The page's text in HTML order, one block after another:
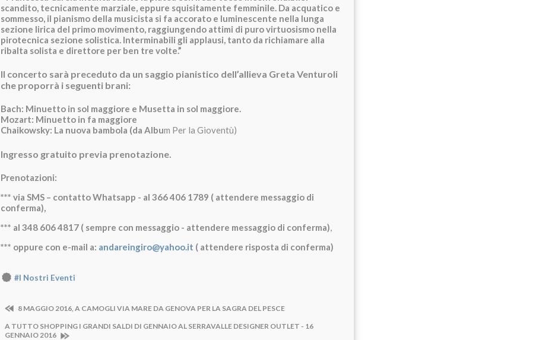
scandito, tecnicamente marziale, eppure squisitamente femminile. Da acquatico e
sommesso, il pianismo della musicista si fa accorato e luminescente nella lunga
sezione lirica del primo movimento, raggiungendo attimi di puro virtuosismo nella
pirotecnica sezione solistica. Interminabili gli applausi, tanto da richiamare alla
ribalta solista e direttore per ben tre volte.”
Il concerto sarà preceduto da un saggio pianistico dell’allieva Greta Venturoli
che proporrà i seguenti brani:
Bach: Minuetto in sol maggiore e Musetta in sol maggiore.
Mozart: Minuetto in fa maggiore
Chaikowsky: La nuova bambola (da Album Per la Gioventù)
Ingresso gratuito previa prenotazione.
Prenotazioni:
*** via SMS – contatto Whatsapp - al 366 406 1789 ( attendere messaggio di
conferma),
*** al 348 606 4817 ( sempre con messaggio - attendere messaggio di conferma),
*** oppure con e-mail a: andareingiro@yahoo.it ( attendere risposta di conferma)
#I Nostri Eventi
8 MAGGIO 2016, A CAMOGLI VIA MARE DA GENOVA PER LA SAGRA DEL PESCE
A TUTTO SHOPPING I GRANDI SALDI DI GENNAIO AL SERRAVALLE DESIGNER OUTLET - 16
GENNAIO 2016